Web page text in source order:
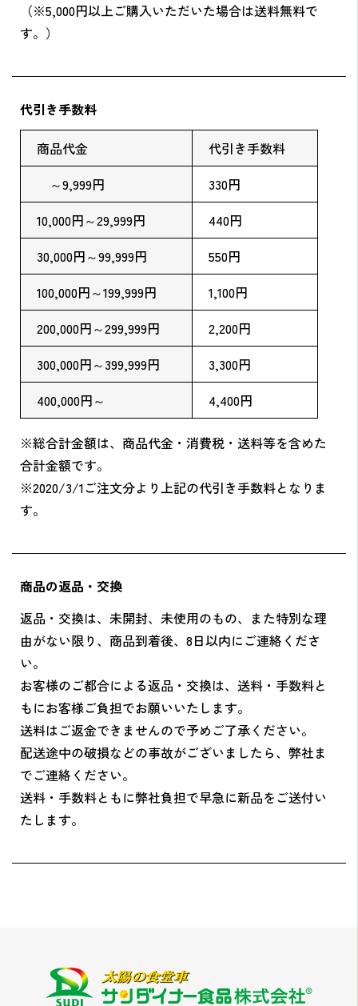
（※5,000円以上ご購入いただいた場合は送料無料で
す。）
代引き手数料
商品代金
代引き手数料
～9,999円
330円
10,000円～29,999円
440円
30,000円～99,999円
550円
100,000円～199,999円
1,100円
200,000円～299,999円
2,200円
300,000円～399,999円
3,300円
400,000円～
4,400円
※総合計金額は、商品代金・消費税・送料等を含めた
合計金額です。
※2020/3/1ご注文分より上記の代引き手数料となりま
す。
商品の返品・交換
返品・交換は、未開封、未使用のもの、また特別な理
由がない限り、商品到着後、8日以内にご連絡くださ
い。
お客様のご都合による返品・交換は、送料・手数料と
もにお客様ご負担でお願いいたします。
送料はご返金できませんので予めご了承ください。
配送途中の破損などの事故がございましたら、弊社ま
でご連絡ください。
送料・手数料ともに弊社負担で早急に新品をご送付い
たします。